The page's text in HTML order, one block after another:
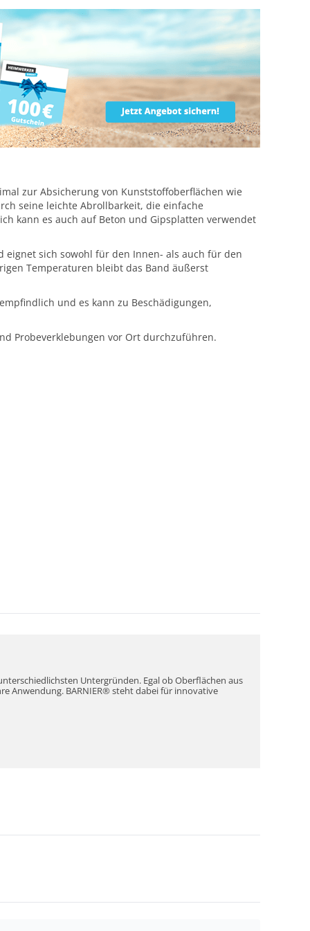
zur Absicherung von Kunststoffoberflächen wie
seine leichte Abrollbarkeit, die einfache
kann es auch auf Beton und Gipsplatten verwendet
eignet sich sowohl für den Innen- als auch für den
Temperaturen bleibt das Band äußerst
und es kann zu Beschädigungen,
Probeverklebungen vor Ort durchzuführen.
Untergründen. Egal ob Oberflächen aus
Anwendung. BARNIER® steht dabei für innovative